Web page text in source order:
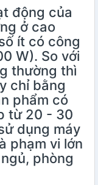
động của
ở cao
ít có công
W). So với
thường thì
chỉ bằng
phẩm có
từ 20 - 30
dụng máy
phạm vi lớn
phòng